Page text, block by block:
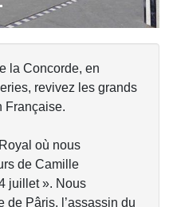
la Concorde, en
revivez les grands
Française.
où nous
de Camille
juillet ». Nous
de Pâris, l’assassin du